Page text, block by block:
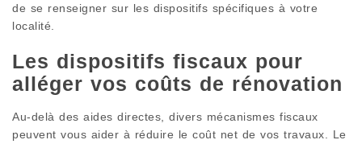
de se renseigner sur les dispositifs spécifiques à votre
localité.
Les dispositifs fiscaux pour
alléger vos coûts de rénovation
Au-delà des aides directes, divers mécanismes fiscaux
peuvent vous aider à réduire le coût net de vos travaux. Le